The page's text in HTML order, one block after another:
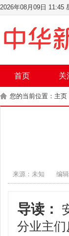
2026年08月09日 11:45
首页 关
您的当前位置： 主页
来源：未知 编
导读：
分业主